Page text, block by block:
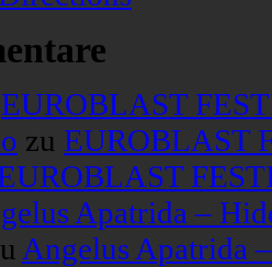
EUROBLAST
zu EUROBLAST
Apatrida –
Angelus Apatrida